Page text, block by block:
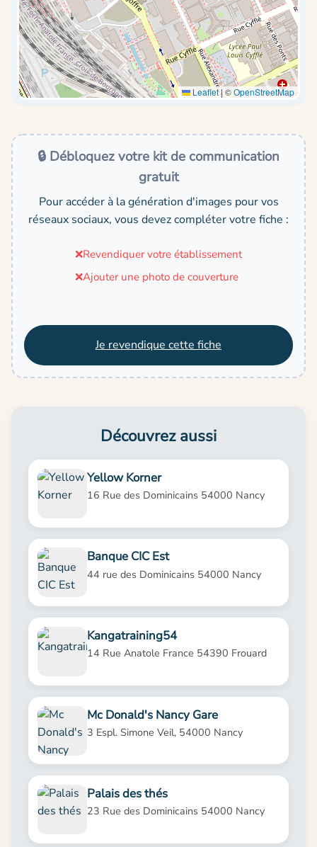
Leaflet|©OpenStreetMap
🔒 Débloquez votre kit de communication
gratuit
Pour accéder à la génération d'images pour vos
réseaux sociaux, vous devez compléter votre fiche :
❌Revendiquer votre établissement
❌Ajouter une photo de couverture
Je revendique cette fiche
Découvrez aussi
Yellow Korner
16 Rue des Dominicains 54000 Nancy
Banque CIC Est
44 rue des Dominicains 54000 Nancy
Kangatraining54
14 Rue Anatole France 54390 Frouard
Mc Donald's Nancy Gare
3 Espl. Simone Veil, 54000 Nancy
Palais des thés
23 Rue des Dominicains 54000 Nancy